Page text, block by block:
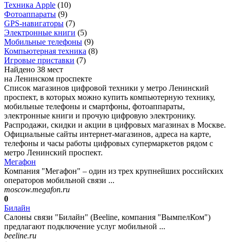
Техника Apple (10)
Фотоаппараты (9)
GPS-навигаторы (7)
Электронные книги (5)
Мобильные телефоны (9)
Компьютерная техника (8)
Игровые приставки (7)
Найдено 38 мест
на Ленинском проспекте
Список магазинов цифровой техники у метро Ленинский
проспект, в которых можно купить компьютерную технику,
мобильные телефоны и смартфоны, фотоаппараты,
электронные книги и прочую цифровую электронику.
Распродажи, скидки и акции в цифровых магазинах в Москве.
Официальные сайты интернет-магазинов, адреса на карте,
телефоны и часы работы цифровых супермаркетов рядом с
метро Ленинский проспект.
Мегафон
Компания "Мегафон" – один из трех крупнейших российских
операторов мобильной связи ...
moscow.megafon.ru
0
Билайн
Салоны связи "Билайн" (Beeline, компания "ВымпелКом")
предлагают подключение услуг мобильной ...
beeline.ru